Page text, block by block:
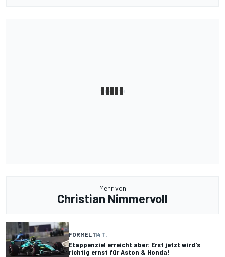
Mehr von
Christian Nimmervoll
FORMEL 114 T.
Etappenziel erreicht aber: Erst jetzt wird's
richtig ernst für Aston & Honda!